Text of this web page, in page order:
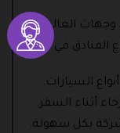
وجهات العالم.
الفنادق في دول
السيارات.
أثناء السفر.
بكل سهولة.